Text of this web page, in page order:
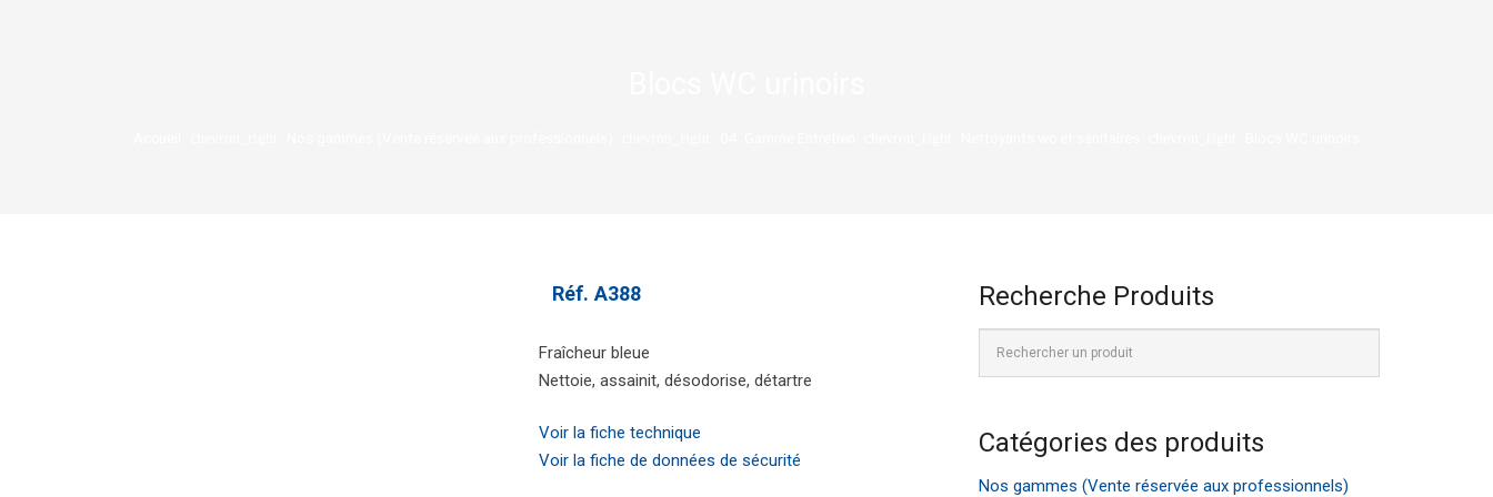
Réf. A388
Fraîcheur bleue
Nettoie, assainit, désodorise, détartre
Voir la fiche technique
Voir la fiche de données de sécurité
Recherche Produits
Catégories des produits
Nos gammes (Vente réservée aux professionnels)